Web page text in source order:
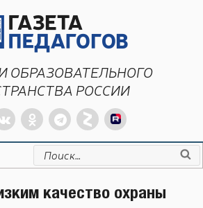
ОБРАЗОВАТЕЛЬНОГО
РОССИИ
Искать:
качество охраны